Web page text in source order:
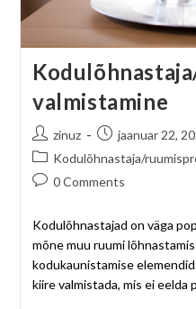
valmistamine
zinuz
jaanuar 22,
Kodulõhnastaja/
0 Comments
Kodulõhnastajad on väga
mõne muu ruumi
kodukaunistamise
kiire valmistada, mis ei eelda